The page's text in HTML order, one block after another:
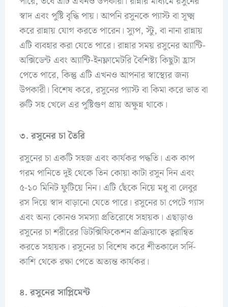
স্বাদ এবং পুষ্টি বৃদ্ধি পায়। আপনি রসুনকে প্যাস্ট বা সূক্ষ্ম
করে রান্নায় যোগ করতে পারেন। স্যুপ, স্টু, বা নানা রান্নায়
এটি ব্যবহার করা যেতে পারে। রান্নার সময় রসুনের অ্যান্টি-
অক্সিডেন্ট এবং অ্যান্টি-ইনফ্লামেটরি বৈশিষ্ট্য কিছুটা হ্রাস
পেতে পারে, কিন্তু এটি এখনও আপনার স্বাস্থ্যের জন্য
উপকারী। বিশেষ করে, রসুনের প্যাস্ট বা কিমা করে ভাত বা
রুটি সহ খেলে এর পুষ্টিগুণ প্রায় অক্ষুন্ন থাকে।
৩. রসুনের চা তৈরি
রসুনের চা একটি সহজ এবং কার্যকর পদ্ধতি। এক কাপ
গরম পানিতে দুই থেকে তিন কোয়া কাটা রসুন দিন এবং
৫-১০ মিনিট ফুটিয়ে নিন। এটি ছেঁকে নিয়ে মধু বা লেবুর
রস দিয়ে স্বাদ বাড়ানো যেতে পারে। রসুনের চা পেটে গ্যাস
এবং অন্য কোনও সমস্যা প্রতিরোধে সহায়ক। এছাড়াও
রসুনের চা শরীরের ডিটক্সিফিকেশন প্রক্রিয়াকে ত্বরান্বিত
করতে সহায়ক। রসুনের চা বিশেষ করে শীতকালে সর্দি-
কাশি থেকে রক্ষা পেতে অত্যন্ত কার্যকর।
৪. রসুনের সাপ্লিমেন্ট